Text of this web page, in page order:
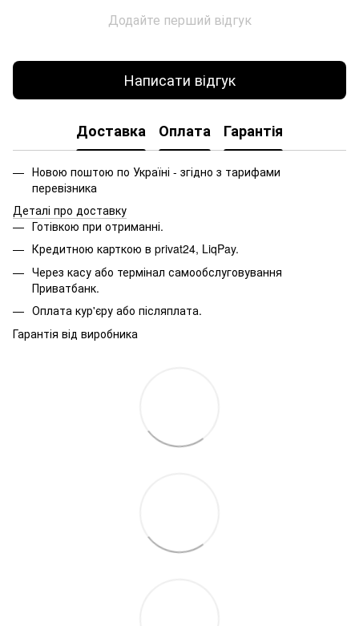
Додайте перший відгук
Написати відгук
Доставка Оплата Гарантія
Новою поштою по Україні - згідно з тарифами
перевізника
Деталі про доставку
Готівкою при отриманні.
Кредитною карткою в privat24, LiqPay.
Через касу або термінал самообслуговування
Приватбанк.
Оплата кур'єру або післяплата.
Гарантія від виробника